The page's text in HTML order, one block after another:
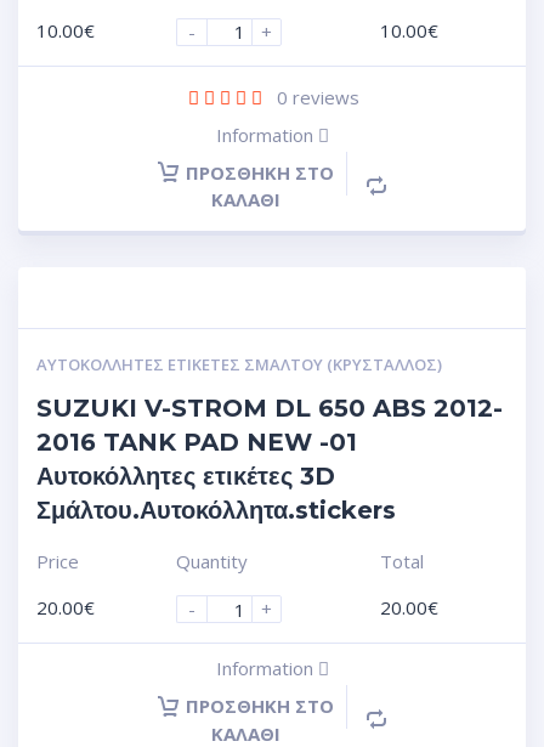
10.00€
-
+
10.00€
0 reviews
Information
ΠΡΟΣΘΉΚΗ ΣΤΟ
ΚΑΛΆΘΙ
ΑΥΤΟΚΌΛΛΗΤΕΣ ΕΤΙΚΈΤΕΣ ΣΜΆΛΤΟΥ (ΚΡΥΣΤΑΛΛΟΣ)
SUZUKI V-STROM DL 650 ABS 2012-
2016 TANK PAD NEW -01
Αυτοκόλλητες ετικέτες 3D
Σμάλτου.Αυτοκόλλητα.stickers
Price
20.00€
Quantity
-
+
Total
20.00€
Information
ΠΡΟΣΘΉΚΗ ΣΤΟ
ΚΑΛΆΘΙ